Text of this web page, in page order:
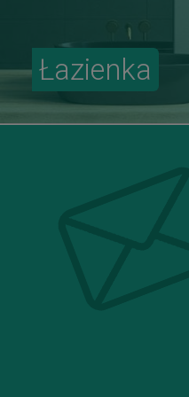
Łazienka